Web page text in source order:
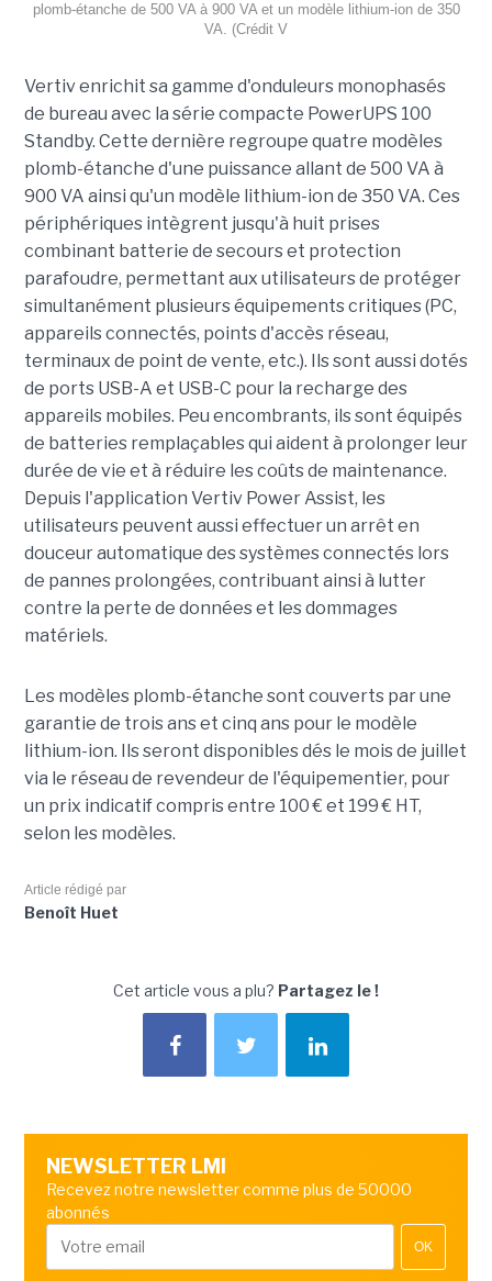
plomb-étanche de 500 VA à 900 VA et un modèle lithium-ion de 350
VA. (Crédit V
Vertiv enrichit sa gamme d'onduleurs monophasés
de bureau avec la série compacte PowerUPS 100
Standby. Cette dernière regroupe quatre modèles
plomb-étanche d'une puissance allant de 500 VA à
900 VA ainsi qu'un modèle lithium-ion de 350 VA. Ces
périphériques intègrent jusqu'à huit prises
combinant batterie de secours et protection
parafoudre, permettant aux utilisateurs de protéger
simultanément plusieurs équipements critiques (PC,
appareils connectés, points d'accès réseau,
terminaux de point de vente, etc.). Ils sont aussi dotés
de ports USB-A et USB-C pour la recharge des
appareils mobiles. Peu encombrants, ils sont équipés
de batteries remplaçables qui aident à prolonger leur
durée de vie et à réduire les coûts de maintenance.
Depuis l'application Vertiv Power Assist, les
utilisateurs peuvent aussi effectuer un arrêt en
douceur automatique des systèmes connectés lors
de pannes prolongées, contribuant ainsi à lutter
contre la perte de données et les dommages
matériels.
Les modèles plomb-étanche sont couverts par une
garantie de trois ans et cinq ans pour le modèle
lithium-ion. Ils seront disponibles dés le mois de juillet
via le réseau de revendeur de l'équipementier, pour
un prix indicatif compris entre 100 € et 199 € HT,
selon les modèles.
Article rédigé par
Benoît Huet
Cet article vous a plu? Partagez le !
NEWSLETTER LMI
Recevez notre newsletter comme plus de 50000
abonnés
OK